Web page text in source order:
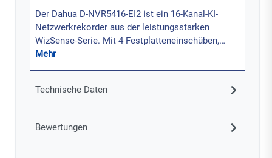
Der Dahua D-NVR5416-EI2 ist ein 16-Kanal-KI-
Netzwerkrekorder aus der leistungsstarken
WizSense-Serie. Mit 4 Festplatteneinschüben,…
Mehr
Technische Daten
Bewertungen